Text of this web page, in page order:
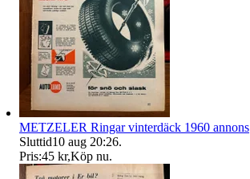
METZELER Ringar vinterdäck 1960 annons
Sluttid10 aug 20:26.
Pris:45 kr,Köp nu.